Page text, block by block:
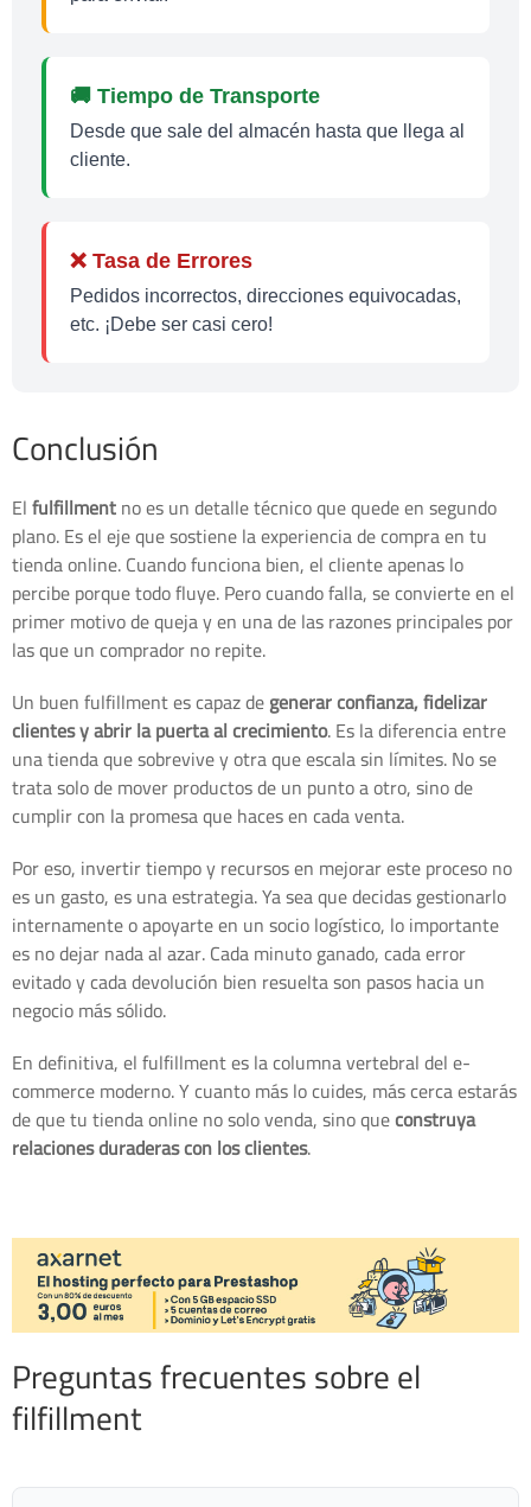
🚚 Tiempo de Transporte
Desde que sale del almacén hasta que llega al
cliente.
❌ Tasa de Errores
Pedidos incorrectos, direcciones equivocadas,
etc. ¡Debe ser casi cero!
Conclusión
Elfulfillmentno es un detalle técnico que quede en segundo
plano. Es el eje que sostiene la experiencia de compra en tu
tienda online. Cuando funciona bien, el cliente apenas lo
percibe porque todo fluye. Pero cuando falla, se convierte en el
primer motivo de queja y en una de las razones principales por
las que un comprador no repite.
Un buen fulfillment es capaz degenerar confianza, fidelizar
clientes y abrir la puerta al crecimiento. Es la diferencia entre
una tienda que sobrevive y otra que escala sin límites. No se
trata solo de mover productos de un punto a otro, sino de
cumplir con la promesa que haces en cada venta.
Por eso, invertir tiempo y recursos en mejorar este proceso no
es un gasto, es una estrategia. Ya sea que decidas gestionarlo
internamente o apoyarte en un socio logístico, lo importante
es no dejar nada al azar. Cada minuto ganado, cada error
evitado y cada devolución bien resuelta son pasos hacia un
negocio más sólido.
En definitiva, el fulfillment es la columna vertebral del e-
commerce moderno. Y cuanto más lo cuides, más cerca estarás
de que tu tienda online no solo venda, sino queconstruya
relaciones duraderas con los clientes.
Preguntas frecuentes sobre el
filfillment